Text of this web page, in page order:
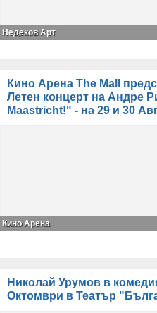
Недеков Арт
Кино Арена The Mall
Летен концерт на Андре
Maastricht!" - на 29 и 30
Кино Арена
Николай Урумов в
Октомври в Театър